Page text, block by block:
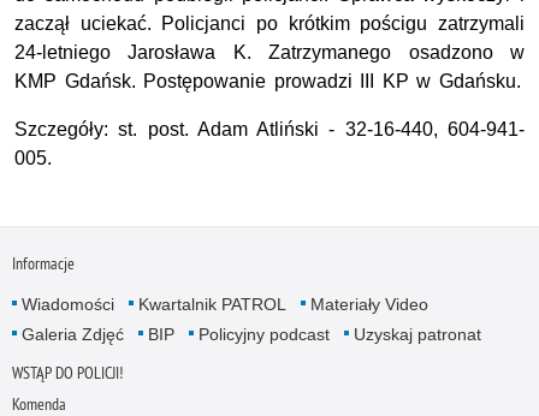
zaczął uciekać. Policjanci po krótkim pościgu zatrzymali
24-letniego Jarosława K. Zatrzymanego osadzono w
KMP Gdańsk. Postępowanie prowadzi III KP w Gdańsku.
Szczegóły: st. post. Adam Atliński - 32-16-440, 604-941-
005.
Informacje
Wiadomości Kwartalnik PATROL
Materiały Video
Galeria Zdjęć
BIP Policyjny podcast Uzyskaj patronat
WSTĄP DO POLICJI!
Komenda